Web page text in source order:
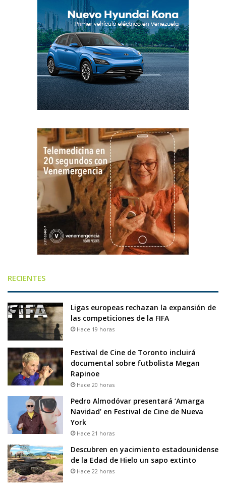
RECIENTES
Ligas europeas rechazan la expansión de
las competiciones de la FIFA
Hace 19 horas
Festival de Cine de Toronto incluirá
documental sobre futbolista Megan
Rapinoe
Hace 20 horas
Pedro Almodóvar presentará ‘Amarga
Navidad’ en Festival de Cine de Nueva
York
Hace 21 horas
Descubren en yacimiento estadounidense
de la Edad de Hielo un sapo extinto
Hace 22 horas